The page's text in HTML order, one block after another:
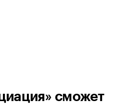
сможет